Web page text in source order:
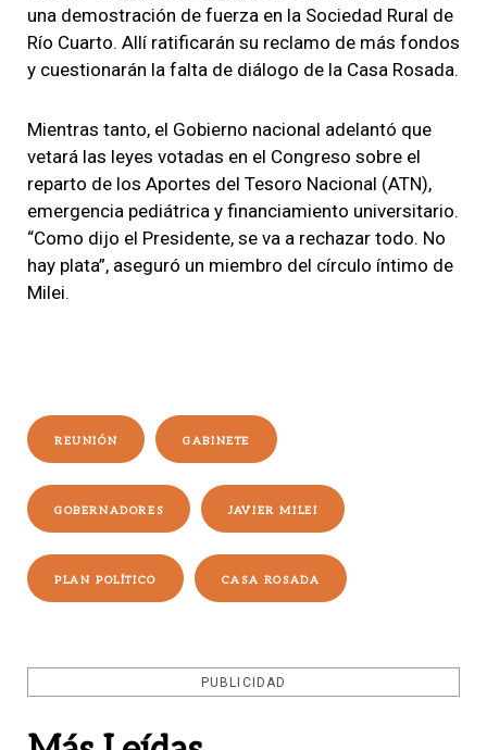
una demostración de fuerza en la Sociedad Rural de
Río Cuarto. Allí ratificarán su reclamo de más fondos
y cuestionarán la falta de diálogo de la Casa Rosada.
Mientras tanto, el Gobierno nacional adelantó que
vetará las leyes votadas en el Congreso sobre el
reparto de los Aportes del Tesoro Nacional (ATN),
emergencia pediátrica y financiamiento universitario.
“Como dijo el Presidente, se va a rechazar todo. No
hay plata”, aseguró un miembro del círculo íntimo de
Milei.
REUNIÓN GABINETE
GOBERNADORES JAVIER MILEI
PLAN POLÍTICO CASA ROSADA
PUBLICIDAD